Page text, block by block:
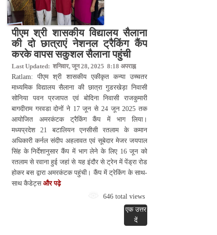
पीएम श्री शासकीय विद्यालय सैलाना
की दो छात्राएं नेशनल ट्रैकिंग कैंप
करके वापस सकुशल सैलाना पहुंची
Last Updated: शनिवार, जून 28, 2025 8:18 अपराह्न
Ratlam: पीएम श्री शासकीय एकीकृत कन्या उच्चतर
माध्यमिक विद्यालय सैलाना की छात्रा गुडरखेड़ा निवासी
सोनिया पवन प्रजापत एवं बोदिना निवासी राजकुमारी
बागदीराम गरवडा दोनों ने 17 जून से 24 जून 2025 तक
आयोजित अमरकंटक ट्रैकिंग कैंप में भाग लिया।
मध्यप्रदेश 21 बटालियन एनसीसी रतलाम के कमान
अधिकारी कर्नल संदीप अहलावत एवं सूबेदार मेजर जयपाल
सिंह के निर्देशानुसार कैंप में भाग लेने के लिए 16 जून को
रतलाम से रवाना हुई जहां से यह इंदौर से ट्रेन में पेंड्रा रोड
होकर बस द्वारा अमरकंटक पहुंची। कैंप में ट्रेकिंग के साथ-
साथ कैडेट्स और पढ़े
646 total views
एक उत्तर
दें